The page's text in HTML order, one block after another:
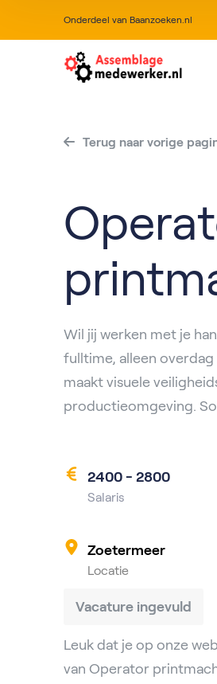
Onderdeel van Baanzoeken.nl
Terug naar vorige
Wil jij werken met je
fulltime, alleen overdag
maakt visuele
productieomgeving.
2400 - 2800
Salaris
Zoetermeer
Locatie
Vacature ingevuld
Leuk dat je op onze
van Operator